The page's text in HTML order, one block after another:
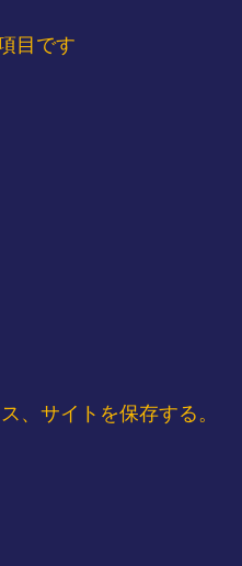
目です
、サイトを保存する。